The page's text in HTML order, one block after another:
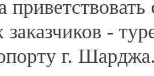
-
г.